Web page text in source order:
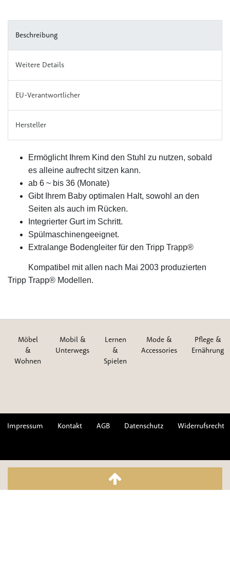
Beschreibung
Weitere Details
EU-Verantwortlicher
Hersteller
Ermöglicht Ihrem Kind den Stuhl zu nutzen, sobald
es alleine aufrecht sitzen kann.
ab 6 ~ bis 36 (Monate)
Gibt Ihrem Baby optimalen Halt, sowohl an den
Seiten als auch im Rücken.
Integrierter Gurt im Schritt.
Spülmaschinengeeignet.
Extralange Bodengleiter für den Tripp Trapp®
Kompatibel mit allen nach Mai 2003 produzierten
Tripp Trapp® Modellen.
Möbel
&
Wohnen
Mobil &
Unterwegs
Lernen
&
Spielen
Mode &
Accessories
Pflege &
Ernährung
Impressum Kontakt AGB Datenschutz Widerrufsrecht